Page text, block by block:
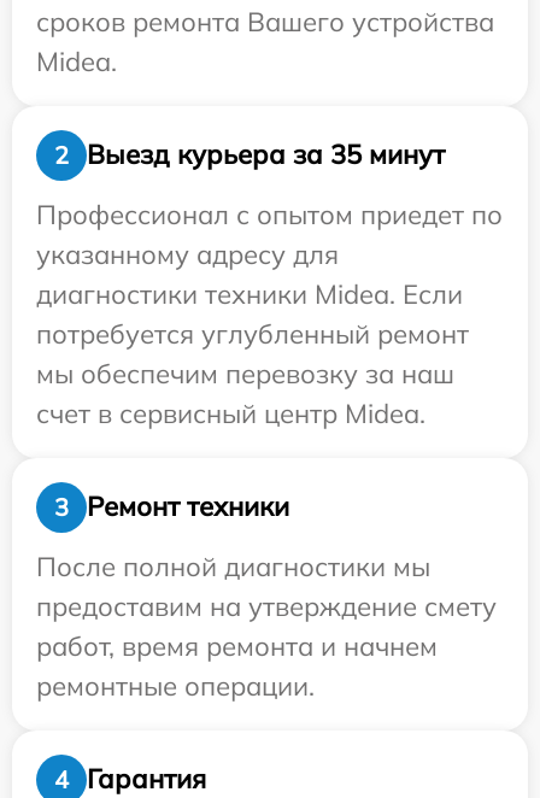
сроков ремонта Вашего устройства
Midea.
2
Выезд курьера за 35 минут
Профессионал с опытом приедет по
указанному адресу для
диагностики техники Midea. Если
потребуется углубленный ремонт
мы обеспечим перевозку за наш
счет в сервисный центр Midea.
3
Ремонт техники
После полной диагностики мы
предоставим на утверждение смету
работ, время ремонта и начнем
ремонтные операции.
4 Гарантия